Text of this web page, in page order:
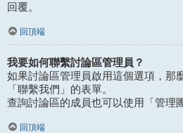
回覆。
回頂端
我要如何聯繫討論區管理員？
如果討論區管理員啟用這個選項，那
「聯繫我們」的表單。
查詢討論區的成員也可以使用「管理
回頂端